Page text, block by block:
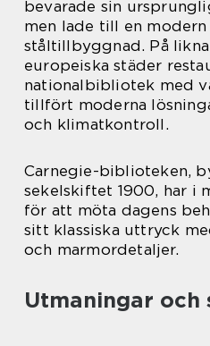
bevarade sin
men lade till en modern
ståltillbyggnad. På
europeiska städer
nationalbibliotek med
tillfört moderna
och klimatkontroll.
Carnegie-biblioteken,
sekelskiftet 1900, har i
för att möta dagens
sitt klassiska uttryck
och marmordetaljer.
Utmaningar och